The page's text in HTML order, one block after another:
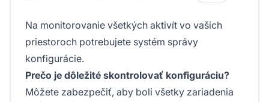
Na monitorovanie všetkých aktivít vo vašich
priestoroch potrebujete systém správy
konfigurácie.
Prečo je dôležité skontrolovať konfiguráciu?
Môžete zabezpečiť, aby boli všetky zariadenia